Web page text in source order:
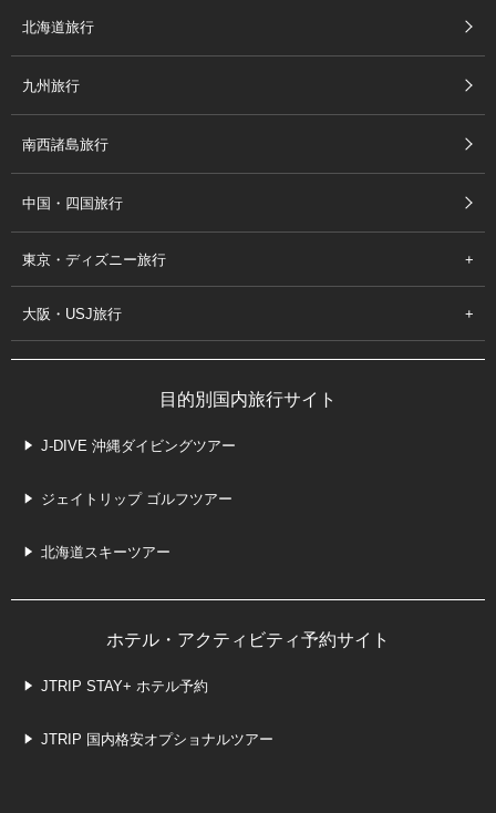
北海道旅行
九州旅行
南西諸島旅行
中国・四国旅行
東京・ディズニー旅行
大阪・USJ旅行
目的別国内旅行サイト
J-DIVE 沖縄ダイビングツアー
ジェイトリップ ゴルフツアー
北海道スキーツアー
ホテル・アクティビティ予約サイト
JTRIP STAY+ ホテル予約
JTRIP 国内格安オプショナルツアー